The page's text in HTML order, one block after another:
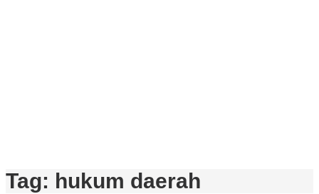
Tag: hukum daerah